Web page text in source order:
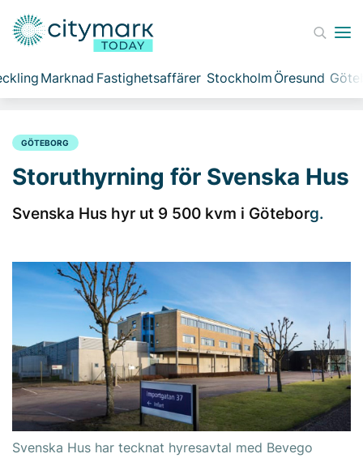
Marknad Fastighetsaffärer Stockholm Öresund
GÖTEBORG
Storuthyrning för Svenska Hus
Svenska Hus hyr ut 9 500 kvm i Göteborg.
Svenska Hus har tecknat hyresavtal med Bevego